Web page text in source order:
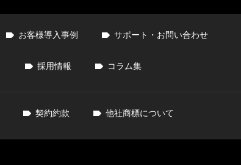
お客様導入事例 サポート・お問い合わせ
採用情報 コラム集
契約約款 他社商標について